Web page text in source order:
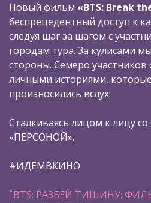
Новый фильм «BTS: Break
беспрецедентный доступ к
следуя шаг за шагом с
городам тура. За кулисами
стороны. Семеро участников
личными историями,
произносились вслух.
Сталкиваясь лицом к лицу
«ПЕРСОНОЙ».
#ИДЕМВКИНО
*BTS: РАЗБЕЙ ТИШИНУ: